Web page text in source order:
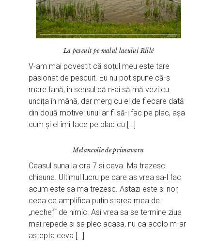
La pescuit pe malul lacului Rillé
V-am mai povestit că soțul meu este tare
pasionat de pescuit. Eu nu pot spune că-s
mare fană, în sensul că n-ai să mă vezi cu
undița în mână, dar merg cu el de fiecare dată
din două motive: unul ar fi să-i fac pe plac, așa
cum și el îmi face pe plac cu […]
Melancolie de primavara
Ceasul suna la ora 7 si ceva. Ma trezesc
chiauna. Ultimul lucru pe care as vrea sa-l fac
acum este sa ma trezesc. Astazi este si nor,
ceea ce amplifica putin starea mea de
„nechef“ de nimic. Asi vrea sa se termine ziua
mai repede si sa plec acasa, nu ca acolo m-ar
astepta ceva […]